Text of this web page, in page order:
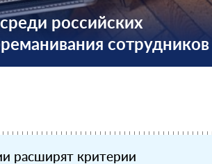
российских
сотрудников
расширят критерии